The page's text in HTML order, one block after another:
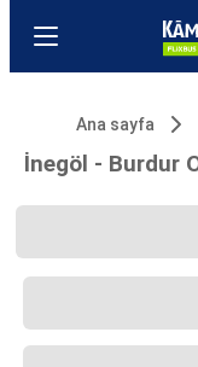
Ana sayfa
İnegöl - Burdur